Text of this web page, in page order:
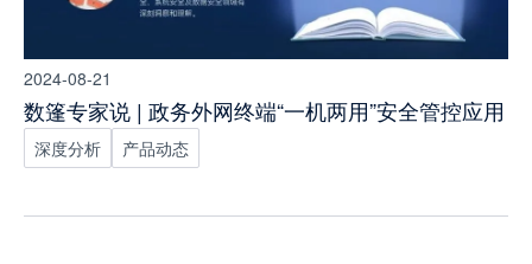
2024-08-21
数篷专家说 | 政务外网终端“一机两用”安全管控应用
深度分析 产品动态